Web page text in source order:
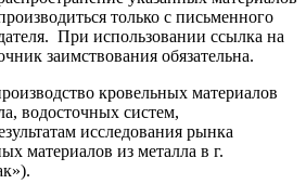
только с письменного
При использовании ссылка на
заимствования обязательна.
кровельных материалов
водосточных систем,
исследования рынка
материалов из металла в г.